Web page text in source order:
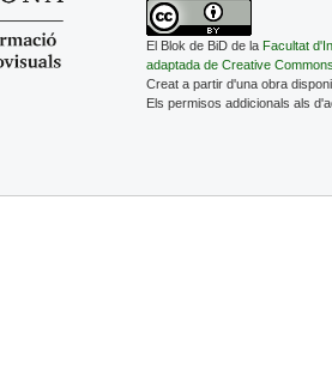
El Blok de BiD de la Facultat
adaptada de Creative
Creat a partir d'una obra
Els permisos addicionals als